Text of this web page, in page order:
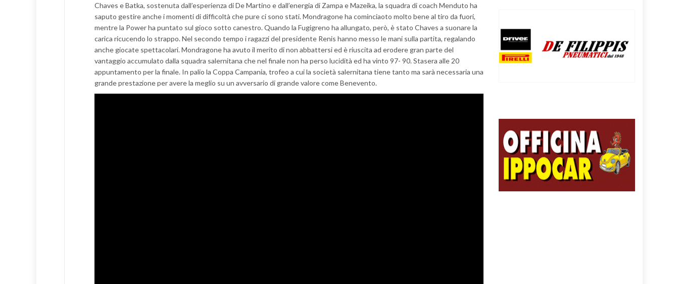
Chaves e Batka, sostenuta dall’esperienza di De Martino e dall’energia di Zampa e Mazeika, la squadra di coach Menduto ha
saputo gestire anche i momenti di difficoltà che pure ci sono stati. Mondragone ha cominciaoto molto bene al tiro da fuori,
mentre la Power ha puntato sul gioco sotto canestro. Quando la Fugigreno ha allungato, però, è stato Chaves a suonare la
carica ricucendo lo strappo. Nel secondo tempo i ragazzi del presidente Renis hanno messo le mani sulla partita, regalando
anche giocate spettacolari. Mondragone ha avuto il merito di non abbattersi ed è riuscita ad erodere gran parte del
vantaggio accumulato dalla squadra salernitana che nel finale non ha perso lucidità ed ha vinto 97- 90. Stasera alle 20
appuntamento per la finale. In palio la Coppa Campania, trofeo a cui la società salernitana tiene tanto ma sarà necessaria una
grande prestazione per avere la meglio su un avversario di grande valore come Benevento.